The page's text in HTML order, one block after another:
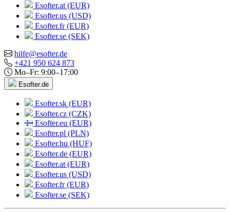
Esofter.at (EUR)
Esofter.us (USD)
Esofter.fr (EUR)
Esofter.se (SEK)
hilfe@esofter.de
+421 950 624 873
Mo–Fr: 9:00–17:00
Esofter.de
Esofter.sk (EUR)
Esofter.cz (CZK)
Esofter.eu (EUR)
Esofter.pl (PLN)
Esofter.hu (HUF)
Esofter.de (EUR)
Esofter.at (EUR)
Esofter.us (USD)
Esofter.fr (EUR)
Esofter.se (SEK)